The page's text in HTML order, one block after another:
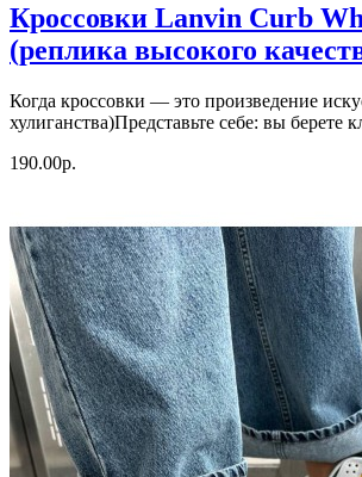
Кроссовки Lanvin Curb
(реплика высокого
Когда кроссовки — это произведение
хулиганства)Представьте себе: вы берете
190.00р.